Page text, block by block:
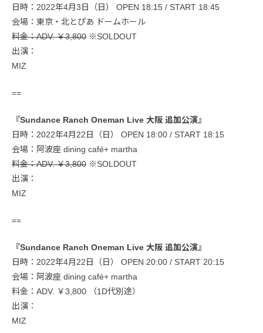
日時：2022年4月3日（日） OPEN 18:15 / START 18:45
会場：東京・北とぴあ ドームホール
料金：ADV. ￥3,800 ※SOLDOUT
出演：
MIZ
==
『Sundance Ranch Oneman Live 大阪 追加公演』
日時：2022年4月22日（日） OPEN 18:00 / START 18:15
会場：阿波座 dining café+ martha
料金：ADV. ￥3,800 ※SOLDOUT
出演：
MIZ
==
『Sundance Ranch Oneman Live 大阪 追加公演』
日時：2022年4月22日（日） OPEN 20:00 / START 20:15
会場：阿波座 dining café+ martha
料金：ADV. ￥3,800 （1D代別途）
出演：
MIZ